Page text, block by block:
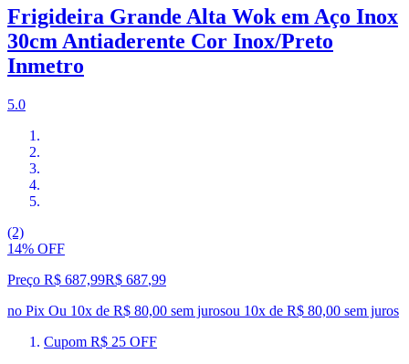
Frigideira Grande Alta Wok em Aço Inox
30cm Antiaderente Cor Inox/Preto
Inmetro
5.0
(2)
14% OFF
Preço R$ 687,99R$ 687,99
no Pix Ou 10x de R$ 80,00 sem jurosou 10x de R$ 80,00 sem juros
Cupom R$ 25 OFF